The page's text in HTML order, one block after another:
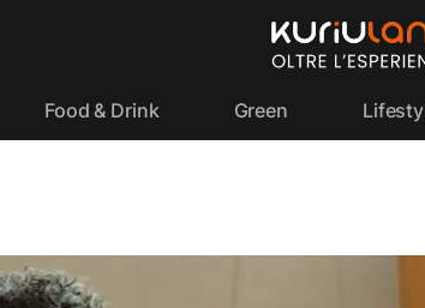
Food & Drink Green